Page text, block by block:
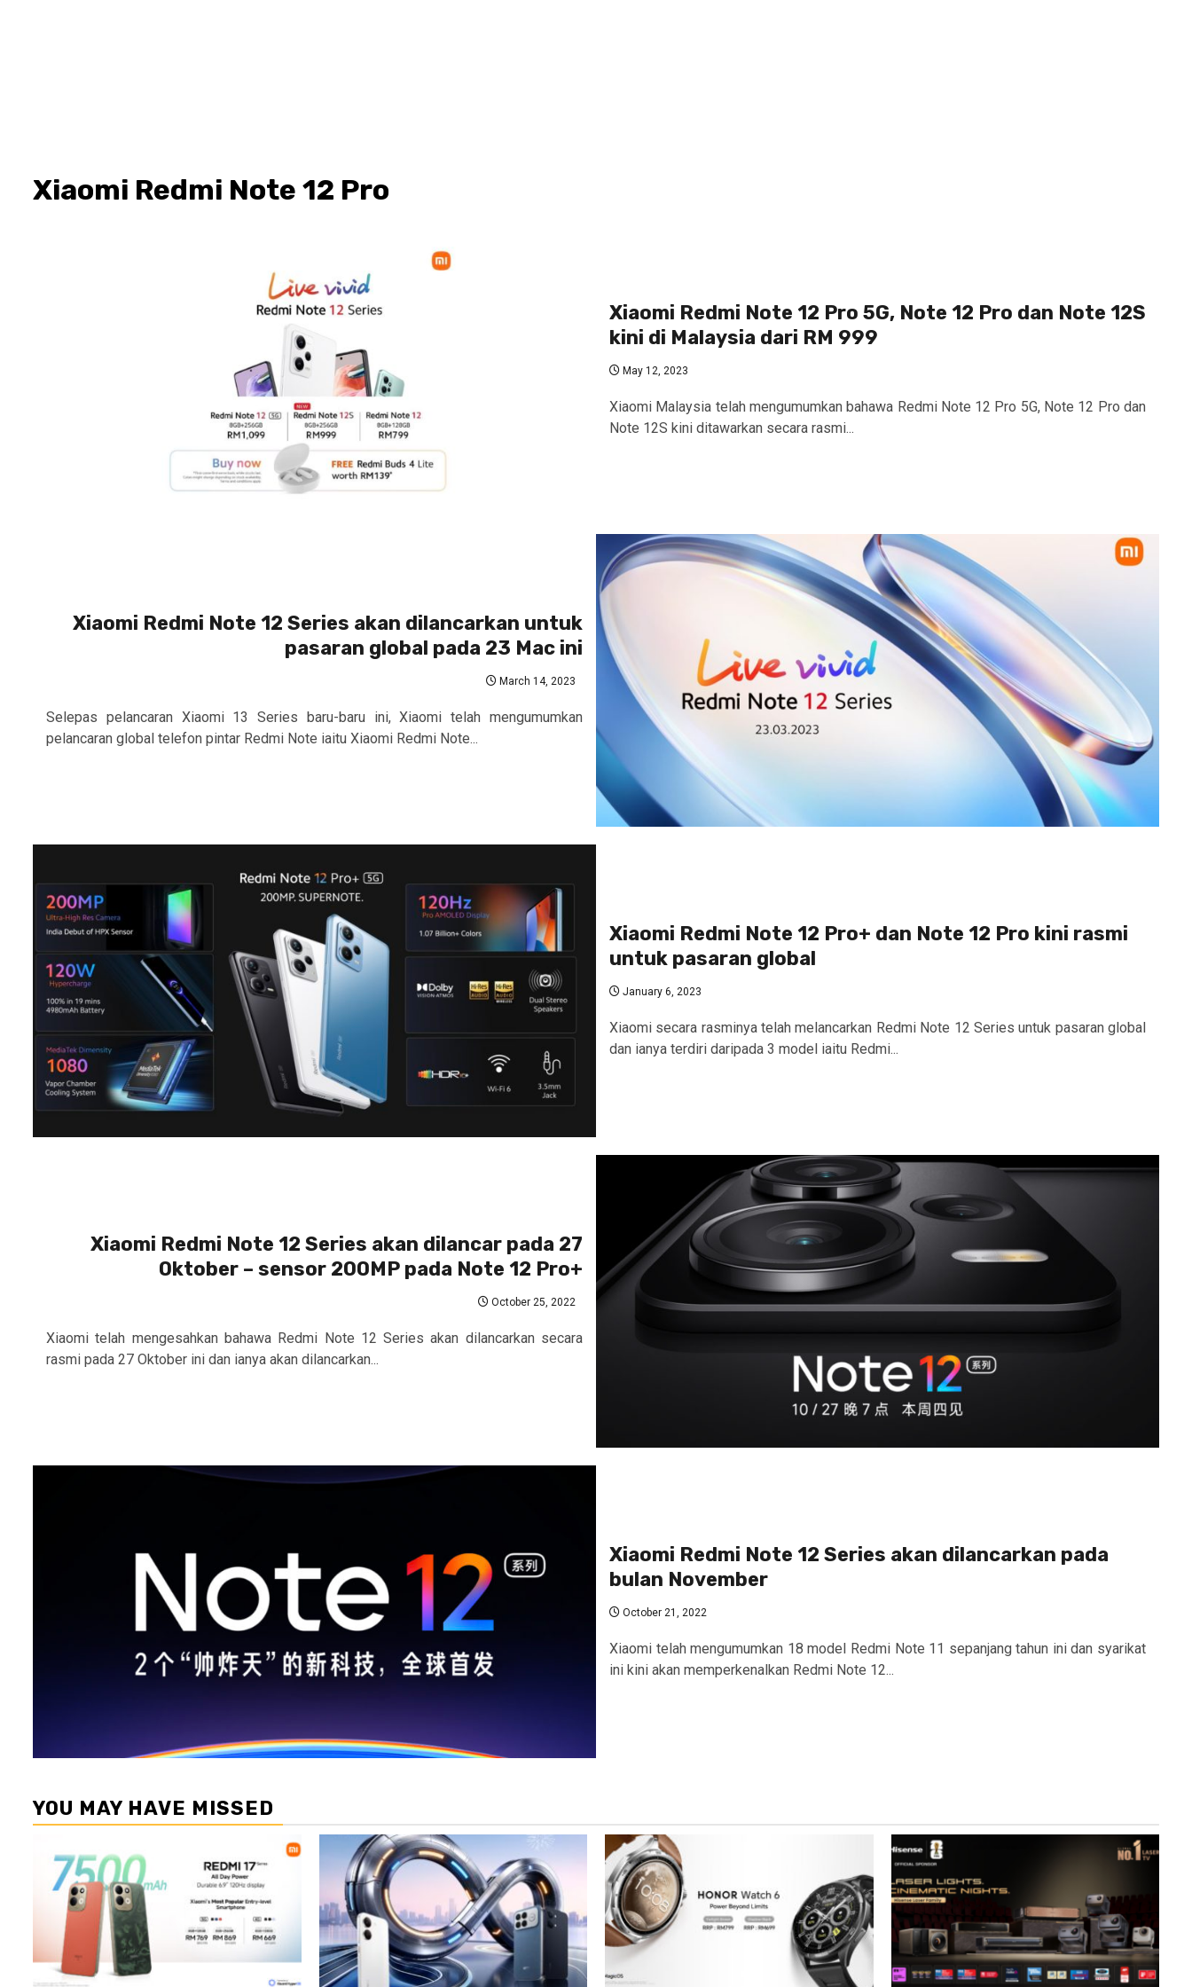
Xiaomi Redmi Note 12 Pro
Xiaomi Redmi Note 12 Pro 5G, Note 12 Pro dan Note 12S
kini di Malaysia dari RM 999
May 12, 2023
Xiaomi Malaysia telah mengumumkan bahawa Redmi Note 12 Pro 5G, Note 12 Pro dan
Note 12S kini ditawarkan secara rasmi...
Xiaomi Redmi Note 12 Series akan dilancarkan untuk
pasaran global pada 23 Mac ini
March 14, 2023
Selepas pelancaran Xiaomi 13 Series baru-baru ini, Xiaomi telah mengumumkan
pelancaran global telefon pintar Redmi Note iaitu Xiaomi Redmi Note...
Xiaomi Redmi Note 12 Pro+ dan Note 12 Pro kini rasmi
untuk pasaran global
January 6, 2023
Xiaomi secara rasminya telah melancarkan Redmi Note 12 Series untuk pasaran global
dan ianya terdiri daripada 3 model iaitu Redmi...
Xiaomi Redmi Note 12 Series akan dilancar pada 27
Oktober – sensor 200MP pada Note 12 Pro+
October 25, 2022
Xiaomi telah mengesahkan bahawa Redmi Note 12 Series akan dilancarkan secara
rasmi pada 27 Oktober ini dan ianya akan dilancarkan...
Xiaomi Redmi Note 12 Series akan dilancarkan pada
bulan November
October 21, 2022
Xiaomi telah mengumumkan 18 model Redmi Note 11 sepanjang tahun ini dan syarikat
ini kini akan memperkenalkan Redmi Note 12...
YOU MAY HAVE MISSED